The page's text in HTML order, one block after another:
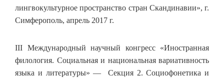
лингвокультурное пространство стран Скандинавии», г.
Симферополь, апрель 2017 г.
III Международный научный конгресс «Иностранная
филология. Социальная и национальная вариативность
языка и литературы» — Секция 2. Социофонетика и